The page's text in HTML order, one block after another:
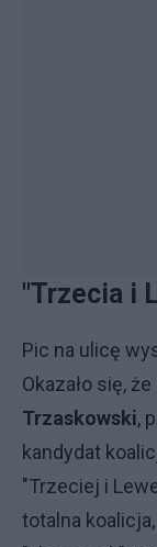
"Trzecia i
Pic na ulicę
Okazało się,
Trzaskowski,
kandydat
"Trzeciej i
totalna